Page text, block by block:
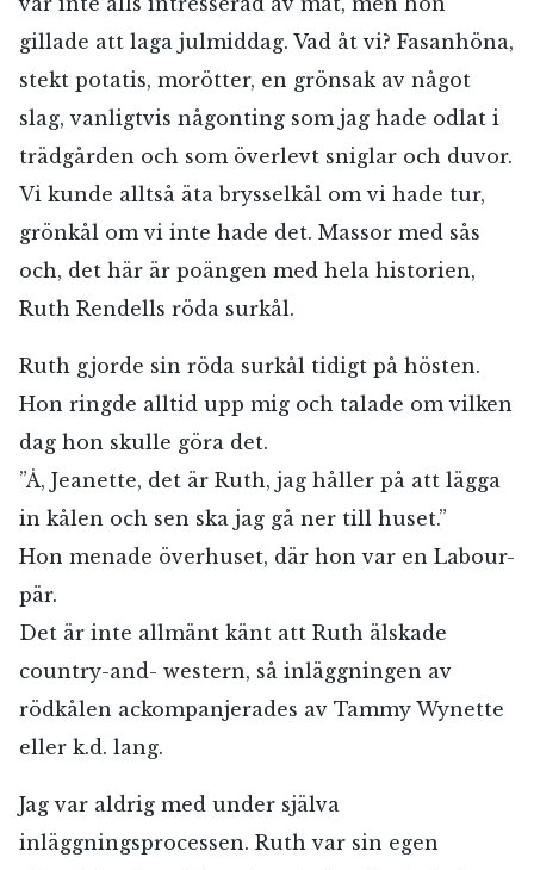
gillade att laga julmiddag. Vad åt vi? Fasanhöna,
stekt potatis, morötter, en grönsak av något
slag, vanligtvis någonting som jag hade odlat i
trädgården och som överlevt sniglar och duvor.
Vi kunde alltså äta brysselkål om vi hade tur,
grönkål om vi inte hade det. Massor med sås
och, det här är poängen med hela historien,
Ruth Rendells röda surkål.
Ruth gjorde sin röda surkål tidigt på hösten.
Hon ringde alltid upp mig och talade om vilken
dag hon skulle göra det.
”Å, Jeanette, det är Ruth, jag håller på att lägga
in kålen och sen ska jag gå ner till huset.”
Hon menade överhuset, där hon var en Labour-
pär.
Det är inte allmänt känt att Ruth älskade
country-and- western, så inläggningen av
rödkålen ackompanjerades av Tammy Wynette
eller k.d. lang.
Jag var aldrig med under själva
inläggningsprocessen. Ruth var sin egen